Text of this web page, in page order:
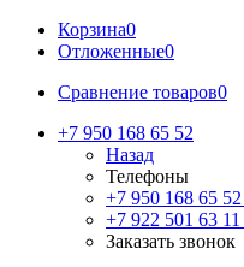
Корзина0
Отложенные0
Сравнение товаров0
+7 950 168 65 52
Назад
Телефоны
+7 950 168 65 52
+7 922 501 63 11
Заказать звонок